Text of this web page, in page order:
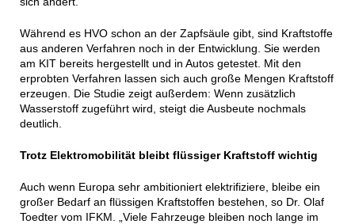
Während es HVO schon an der Zapfsäule gibt, sind Kraftstoffe
aus anderen Verfahren noch in der Entwicklung. Sie werden
am KIT bereits hergestellt und in Autos getestet. Mit den
erprobten Verfahren lassen sich auch große Mengen Kraftstoff
erzeugen. Die Studie zeigt außerdem: Wenn zusätzlich
Wasserstoff zugeführt wird, steigt die Ausbeute nochmals
deutlich.
Trotz Elektromobilität bleibt flüssiger Kraftstoff wichtig
Auch wenn Europa sehr ambitioniert elektrifiziere, bleibe ein
großer Bedarf an flüssigen Kraftstoffen bestehen, so Dr. Olaf
Toedter vom IFKM. „Viele Fahrzeuge bleiben noch lange im